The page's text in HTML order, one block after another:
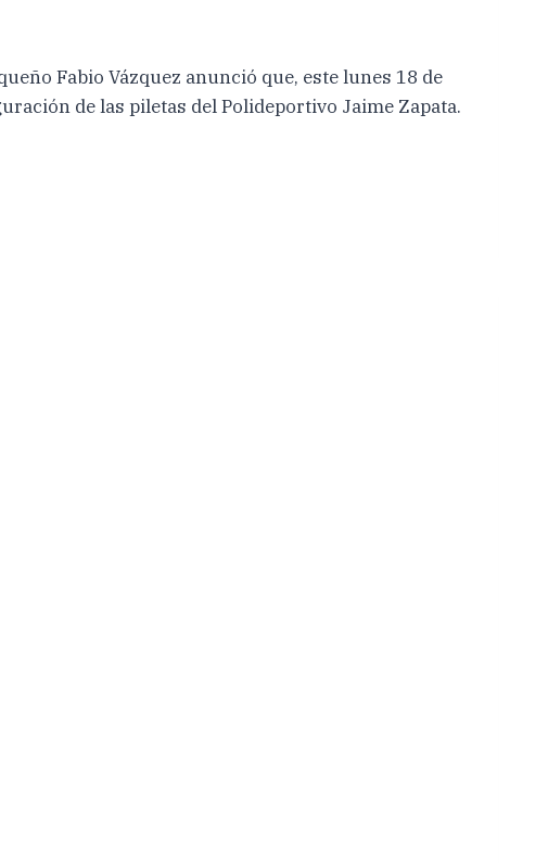
Fabio Vázquez anunció que, este lunes 18 de
de las piletas del Polideportivo Jaime Zapata.